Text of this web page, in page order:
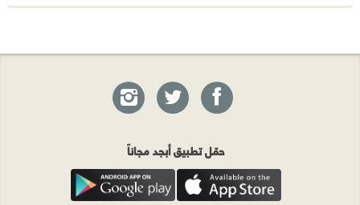
حمّل تطبيق أبجد مجاناً